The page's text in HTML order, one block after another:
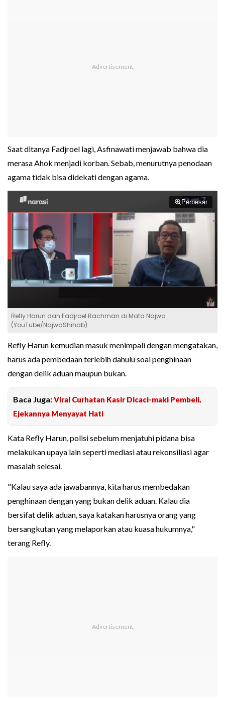
Saat ditanya Fadjroel lagi, Asfinawati menjawab bahwa dia
merasa Ahok menjadi korban. Sebab, menurutnya penodaan
agama tidak bisa didekati dengan agama.
Perbesar
Refly Harun dan Fadjroel Rachman di Mata Najwa
(YouTube/NajwaShihab).
Refly Harun kemudian masuk menimpali dengan mengatakan,
harus ada pembedaan terlebih dahulu soal penghinaan
dengan delik aduan maupun bukan.
Baca Juga:Viral Curhatan Kasir Dicaci-maki Pembeli,
Ejekannya Menyayat Hati
Kata Refly Harun, polisi sebelum menjatuhi pidana bisa
melakukan upaya lain seperti mediasi atau rekonsiliasi agar
masalah selesai.
"Kalau saya ada jawabannya, kita harus membedakan
penghinaan dengan yang bukan delik aduan. Kalau dia
bersifat delik aduan, saya katakan harusnya orang yang
bersangkutan yang melaporkan atau kuasa hukumnya,"
terang Refly.